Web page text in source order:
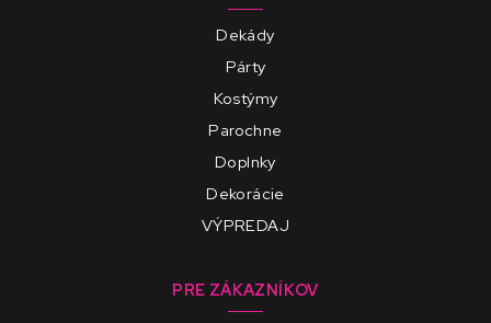
Dekády
Párty
Kostýmy
Parochne
Doplnky
Dekorácie
VÝPREDAJ
PRE ZÁKAZNÍKOV